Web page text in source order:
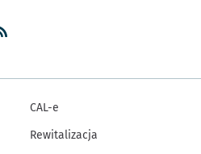
CAL-e
Rewitalizacja